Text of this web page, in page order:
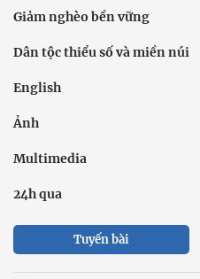
Giảm nghèo bền vững
Dân tộc thiểu số và miền núi
English
Ảnh
Multimedia
24h qua
Tuyến bài